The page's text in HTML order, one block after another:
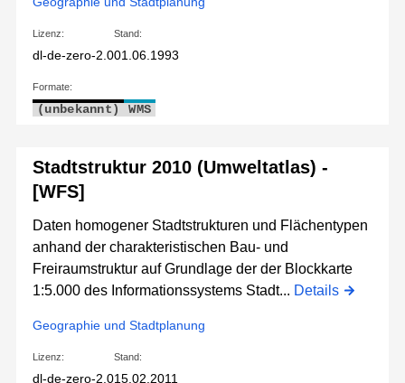
Lizenz:
dl-de-zero-2.0
Stand:
01.06.1993
Formate:
(unbekannt) WMS
Stadtstruktur 2010 (Umweltatlas) -
[WFS]
Daten homogener Stadtstrukturen und Flächentypen
anhand der charakteristischen Bau- und
Freiraumstruktur auf Grundlage der der Blockkarte
1:5.000 des Informationssystems Stadt... Details
Geographie und Stadtplanung
Lizenz:
dl-de-zero-2.0
Stand:
15.02.2011